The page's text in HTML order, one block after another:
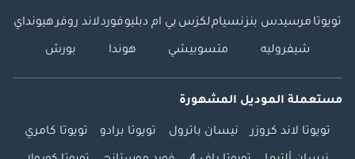
تويوتا مرسيدس بنزنسياملكزس بي ام دبليوفوردلاند روفرهيونداي
شيفروليه متسوبيشي هوندا بورش
مستعملة الموديل المشهورة
تويوتا لاند كروزر نيسان باترول تويوتا برادو تويوتا كامري